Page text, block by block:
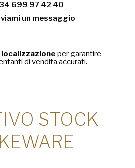
699 97 42 40
un messaggio
per garantire
di vendita accurati.
STOCK